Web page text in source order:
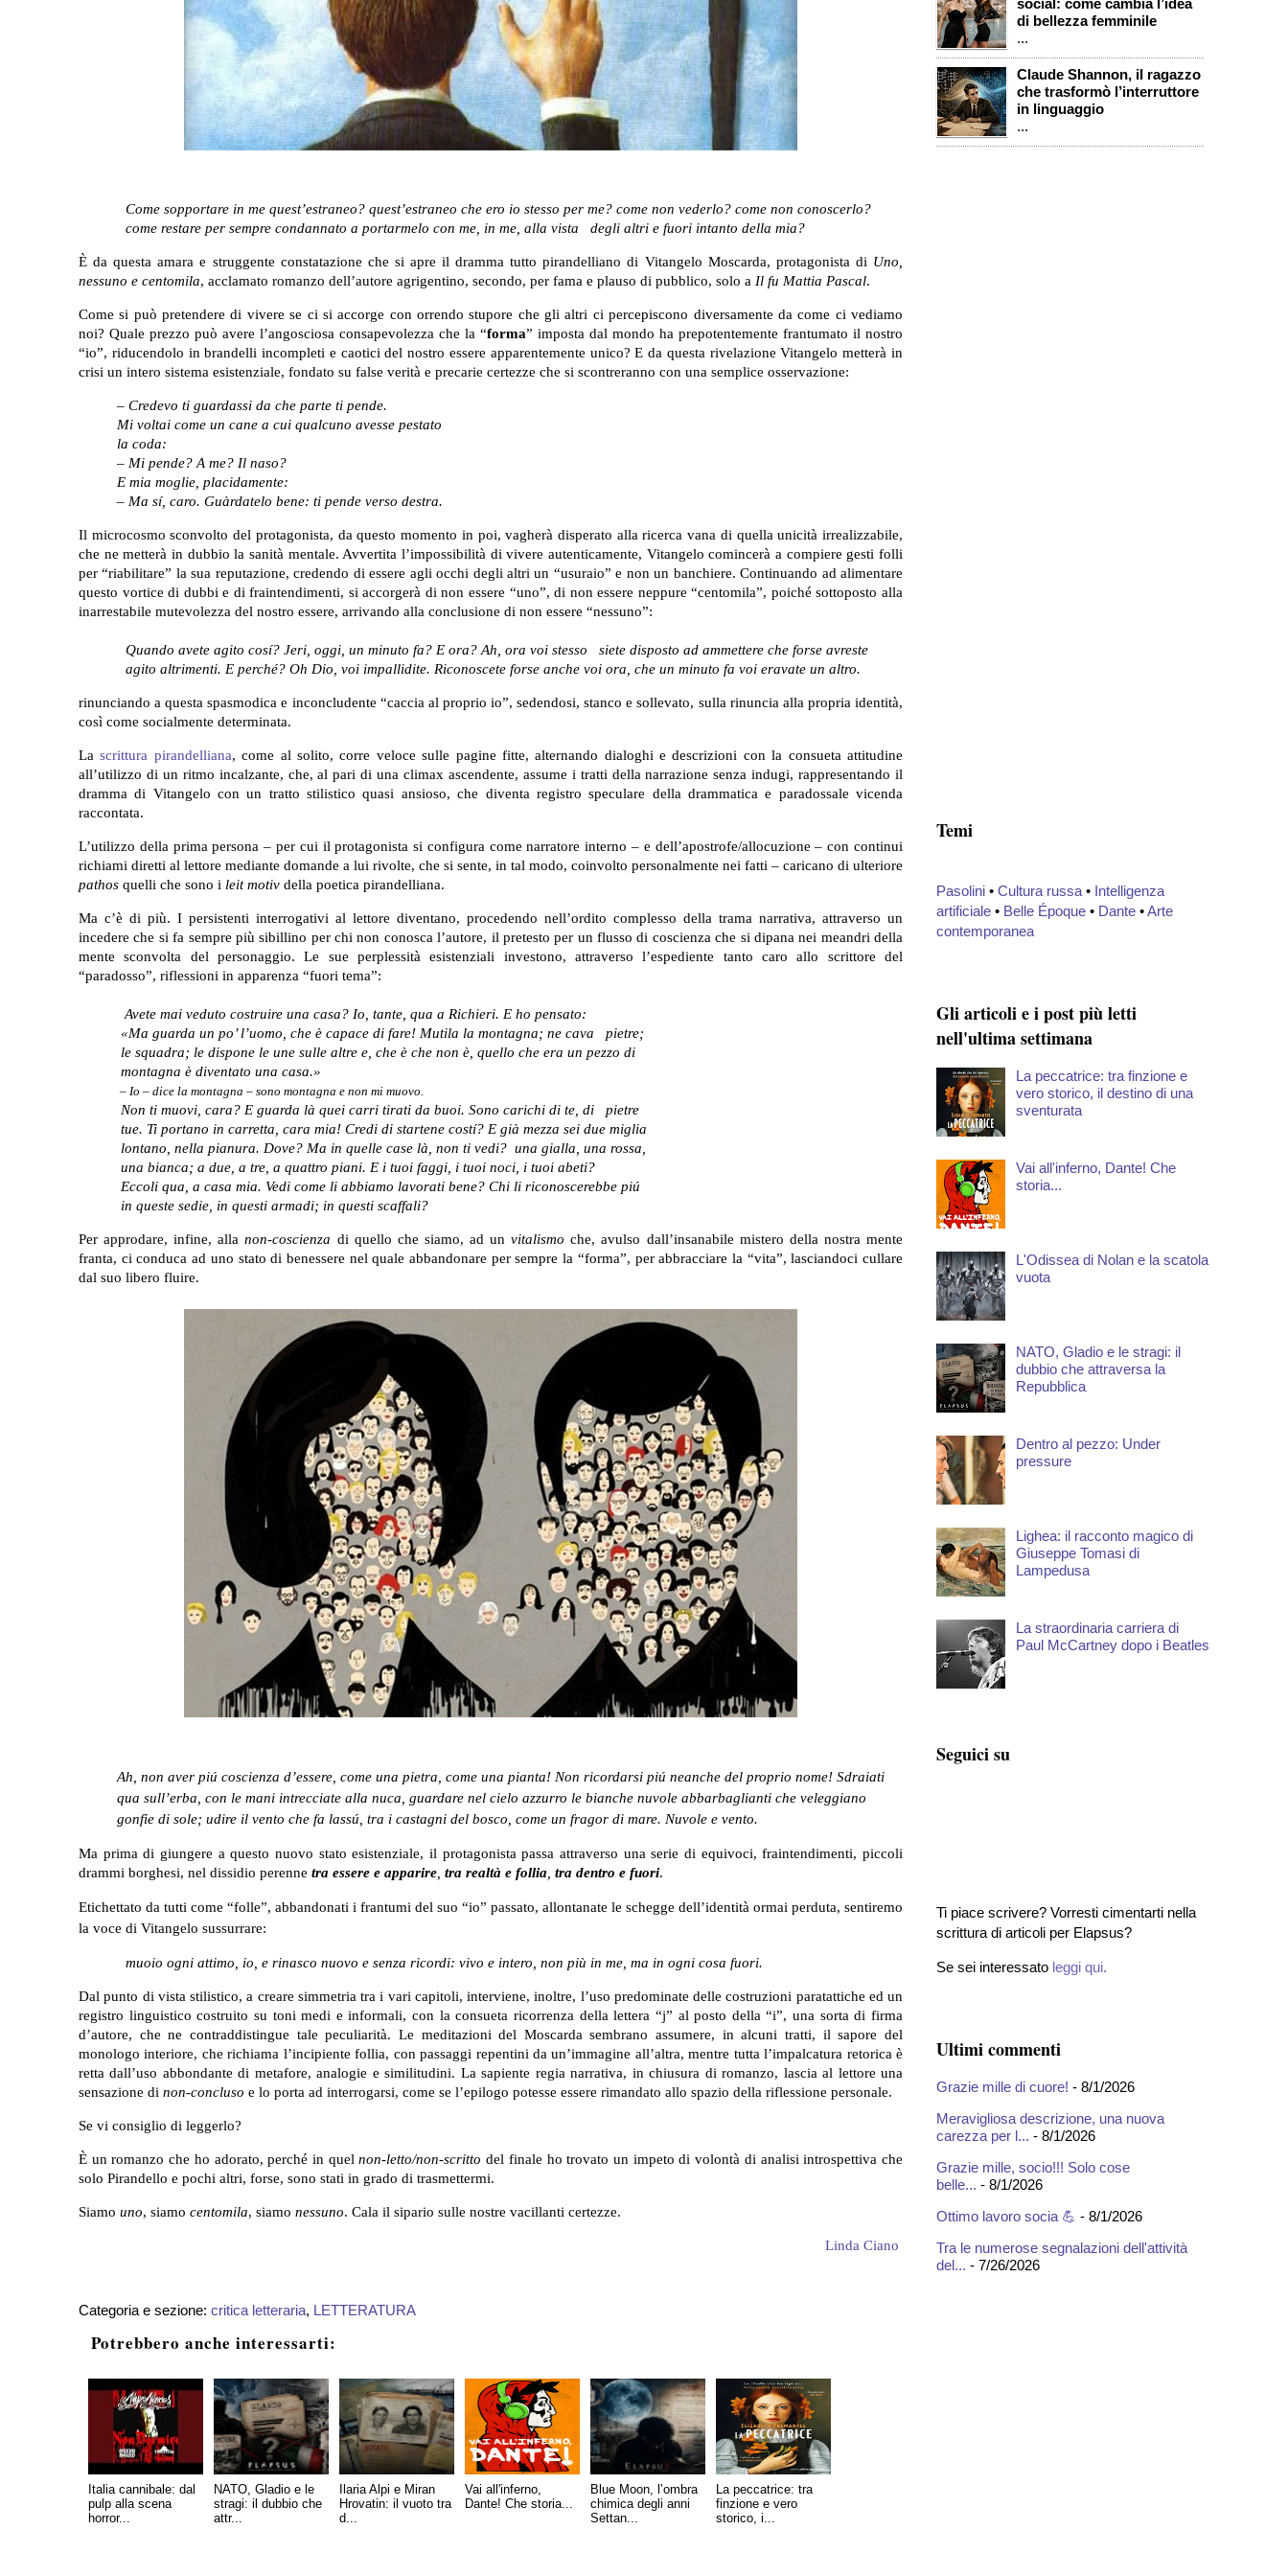
Come sopportare in me quest’estraneo? quest’estraneo che ero io stesso per me? come non vederlo? come non conoscerlo?
come restare per sempre condannato a portarmelo con me, in me, alla vista
degli altri e fuori intanto della mia?
È da questa amara e struggente constatazione che si apre il dramma tutto pirandelliano di Vitangelo Moscarda, protagonista di Uno,
nessuno e centomila, acclamato romanzo dell’autore agrigentino, secondo, per fama e plauso di pubblico, solo a Il fu Mattia Pascal.
Come si può pretendere di vivere se ci si accorge con orrendo stupore che gli altri ci percepiscono diversamente da come ci vediamo
noi? Quale prezzo può avere l’angosciosa consapevolezza che la “forma” imposta dal mondo ha prepotentemente frantumato il nostro
“io”, riducendolo in brandelli incompleti e caotici del nostro essere apparentemente unico? E da questa rivelazione Vitangelo metterà in
crisi un intero sistema esistenziale, fondato su false verità e precarie certezze che si scontreranno con una semplice osservazione:
– Credevo ti guardassi da che parte ti pende.
Mi voltai come un cane a cui qualcuno avesse pestato
la coda:
– Mi pende? A me? Il naso?
E mia moglie, placidamente:
– Ma sí, caro. Guàrdatelo bene: ti pende verso destra.
Il microcosmo sconvolto del protagonista, da questo momento in poi, vagherà disperato alla ricerca vana di quella unicità irrealizzabile,
che ne metterà in dubbio la sanità mentale. Avvertita l’impossibilità di vivere autenticamente, Vitangelo comincerà a compiere gesti folli
per “riabilitare” la sua reputazione, credendo di essere agli occhi degli altri un “usuraio” e non un banchiere. Continuando ad alimentare
questo vortice di dubbi e di fraintendimenti, si accorgerà di non essere “uno”, di non essere neppure “centomila”, poiché sottoposto alla
inarrestabile mutevolezza del nostro essere, arrivando alla conclusione di non essere “nessuno”:
Quando avete agito cosí? Jeri, oggi, un minuto fa? E ora? Ah, ora voi stesso
siete disposto ad ammettere che forse avreste
agito altrimenti. E perché? Oh Dio, voi impallidite. Riconoscete forse anche voi ora, che un minuto fa voi eravate un altro.
rinunciando a questa spasmodica e inconcludente “caccia al proprio io”, sedendosi, stanco e sollevato, sulla rinuncia alla propria identità,
così come socialmente determinata.
Lascrittura pirandelliana, come al solito, corre veloce sulle pagine fitte, alternando dialoghi e descrizioni con la consueta attitudine
all’utilizzo di un ritmo incalzante, che, al pari di una climax ascendente, assume i tratti della narrazione senza indugi, rappresentando il
dramma di Vitangelo con un tratto stilistico quasi ansioso, che diventa registro speculare della drammatica e paradossale vicenda
raccontata.
L’utilizzo della prima persona – per cui il protagonista si configura come narratore interno – e dell’apostrofe/allocuzione – con continui
richiami diretti al lettore mediante domande a lui rivolte, che si sente, in tal modo, coinvolto personalmente nei fatti – caricano di ulteriore
pathos quelli che sono i leit motiv della poetica pirandelliana.
Ma c’è di più. I persistenti interrogativi al lettore diventano, procedendo nell’ordito complesso della trama narrativa, attraverso un
incedere che si fa sempre più sibillino per chi non conosca l’autore, il pretesto per un flusso di coscienza che si dipana nei meandri della
mente sconvolta del personaggio. Le sue perplessità esistenziali investono, attraverso l’espediente tanto caro allo scrittore del
“paradosso”, riflessioni in apparenza “fuori tema”:
Avete mai veduto costruire una casa? Io, tante, qua a Richieri. E ho pensato:
«Ma guarda un po’ l’uomo, che è capace di fare! Mutila la montagna; ne cava
pietre;
le squadra; le dispone le une sulle altre e, che è che non è, quello che era un pezzo di
montagna è diventato una casa.»
– Io – dice la montagna – sono montagna e non mi muovo.
Non ti muovi, cara? E guarda là quei carri tirati da buoi. Sono carichi di te, di
pietre
tue. Ti portano in carretta, cara mia! Credi di startene costí? E già mezza sei due miglia
lontano, nella pianura. Dove? Ma in quelle case là, non ti vedi? una gialla, una rossa,
una bianca; a due, a tre, a quattro piani. E i tuoi faggi, i tuoi noci, i tuoi abeti?
Eccoli qua, a casa mia. Vedi come li abbiamo lavorati bene? Chi li riconoscerebbe piú
in queste sedie, in questi armadi; in questi scaffali?
Per approdare, infine, allanon-coscienza di quello che siamo, ad unvitalismo che, avulso dall’insanabile mistero della nostra mente
franta, ci conduca ad uno stato di benessere nel quale abbandonare per sempre la “forma”, per abbracciare la “vita”, lasciandoci cullare
dal suo libero fluire.
Ah, non aver piú coscienza d’essere, come una pietra, come una pianta! Non ricordarsi piú neanche del proprio nome! Sdraiati
qua sull’erba, con le mani intrecciate alla nuca, guardare nel cielo azzurro le bianche nuvole abbarbaglianti che veleggiano
gonfie di sole; udire il vento che fa lassú, tra i castagni del bosco, come un fragor di mare. Nuvole e vento.
Ma prima di giungere a questo nuovo stato esistenziale, il protagonista passa attraverso una serie di equivoci, fraintendimenti, piccoli
drammi borghesi, nel dissidio perenne tra essere e apparire tra realtà e follia tra dentro e fuori.
Etichettato da tutti come “folle”, abbandonati i frantumi del suo “io” passato, allontanate le schegge dell’identità ormai perduta, sentiremo
la voce di Vitangelo sussurrare:
muoio ogni attimo, io, e rinasco nuovo e senza ricordi: vivo e intero, non più in me, ma in ogni cosa fuori.
Dal punto di vista stilistico, a creare simmetria tra i vari capitoli, interviene, inoltre, l’uso predominate delle costruzioni paratattiche ed un
registro linguistico costruito su toni medi e informali, con la consueta ricorrenza della lettera “j” al posto della “i”, una sorta di firma
d’autore, che ne contraddistingue tale peculiarità. Le meditazioni del Moscarda sembrano assumere, in alcuni tratti, il sapore del
monologo interiore, che richiama l’incipiente follia, con passaggi repentini da un’immagine all’altra, mentre tutta l’impalcatura retorica è
retta dall’uso abbondante di metafore, analogie e similitudini. La sapiente regia narrativa, in chiusura di romanzo, lascia al lettore una
sensazione di non-concluso e lo porta ad interrogarsi, come se l’epilogo potesse essere rimandato allo spazio della riflessione personale.
Se vi consiglio di leggerlo?
È un romanzo che ho adorato, perché in quelnon-letto/non-scritto del finale ho trovato un impeto di volontà di analisi introspettiva che
solo Pirandello e pochi altri, forse, sono stati in grado di trasmettermi.
Siamo uno, siamo centomila, siamo nessuno. Cala il sipario sulle nostre vacillanti certezze.
Linda Ciano
Categoria e sezione: critica letteraria, LETTERATURA
Potrebbero anche interessarti:
Italia cannibale: dal
pulp alla scena
horror...
NATO, Gladio e le
stragi: il dubbio che
attr...
Ilaria Alpi e Miran
Hrovatin: il vuoto tra
d...
Vai all'inferno,
Dante! Che storia...
Blue Moon, l’ombra
chimica degli anni
Settan...
La peccatrice: tra
finzione e vero
storico, i...
social: come cambia l’idea
di bellezza femminile
...
Claude Shannon, il ragazzo
che trasformò l’interruttore
in linguaggio
...
Temi
Pasolini • Cultura russa • Intelligenza
artificiale • Belle Époque • Dante •Arte
contemporanea
Gli articoli e i post più letti
nell'ultima settimana
La peccatrice: tra finzione e
vero storico, il destino di una
sventurata
Vai all'inferno, Dante! Che
storia...
L'Odissea di Nolan e la scatola
vuota
NATO, Gladio e le stragi: il
dubbio che attraversa la
Repubblica
Dentro al pezzo: Under
pressure
Lighea: il racconto magico di
Giuseppe Tomasi di
Lampedusa
La straordinaria carriera di
Paul McCartney dopo i Beatles
Seguici su
Ti piace scrivere? Vorresti cimentarti nella
scrittura di articoli per Elapsus?
Se sei interessato leggi qui.
Ultimi commenti
Grazie mille di cuore! - 8/1/2026
Meravigliosa descrizione, una nuova
carezza per l... - 8/1/2026
Grazie mille, socio!!! Solo cose
belle... - 8/1/2026
Ottimo lavoro socia 💪 - 8/1/2026
Tra le numerose segnalazioni dell'attività
del... - 7/26/2026